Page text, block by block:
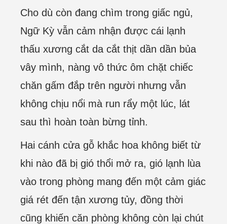
Cho dù còn đang chìm trong giấc ngủ,
Ngữ Kỳ vẫn cảm nhận được cái lạnh
thấu xương cắt da cắt thịt dần dần bủa
vây mình, nàng vô thức ôm chặt chiếc
chăn gấm đắp trên người nhưng vẫn
không chịu nổi mà run rẩy một lúc, lát
sau thì hoàn toàn bừng tỉnh.
Hai cánh cửa gỗ khắc hoa không biết từ
khi nào đã bị gió thổi mở ra, gió lạnh lùa
vào trong phòng mang đến một cảm giác
giá rét đến tận xương tủy, đồng thời
cũng khiến căn phòng không còn lại chút